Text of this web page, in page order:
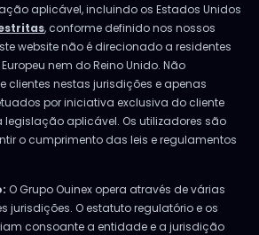
aplicável, incluindo os Estados Unidos
, conforme definido nos nossos
website não é direcionado a residentes
nem do Reino Unido. Não
clientes nestas jurisdições e apenas
por iniciativa exclusiva do cliente
aplicável. Os utilizadores são
o cumprimento das leis e regulamentos
O Grupo Ouinex opera através de várias
jurisdições. O estatuto regulatório e os
consoante a entidade e a jurisdição